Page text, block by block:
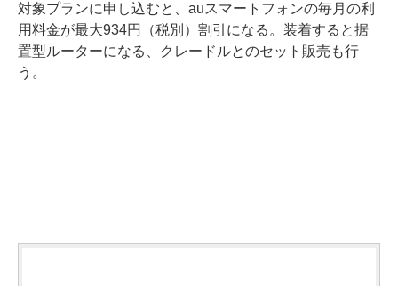
対象プランに申し込むと、auスマートフォンの毎月の利
用料金が最大934円（税別）割引になる。装着すると据
置型ルーターになる、クレードルとのセット販売も行
う。